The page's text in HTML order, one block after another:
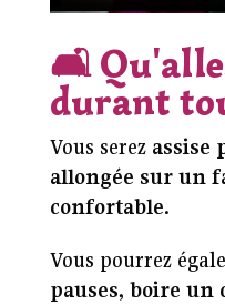
🛋️
durant
Vous serez assise
allongée sur un
confortable.
Vous pourrez
pauses, boire un